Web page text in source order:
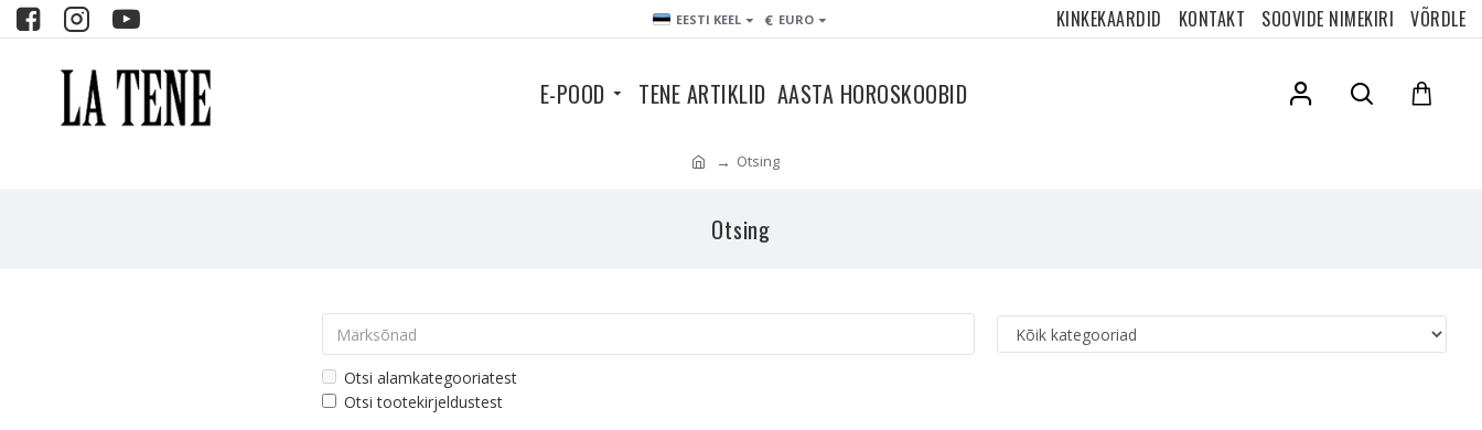
EESTI KEEL € EURO KINKEKAARDID KONTAKT SOOVIDE NIMEKIRI VÕRDLE
E-POOD TENE ARTIKLID AASTA HOROSKOOBID
Otsing
Otsing
Otsi alamkategooriatest
Otsi tootekirjeldustest